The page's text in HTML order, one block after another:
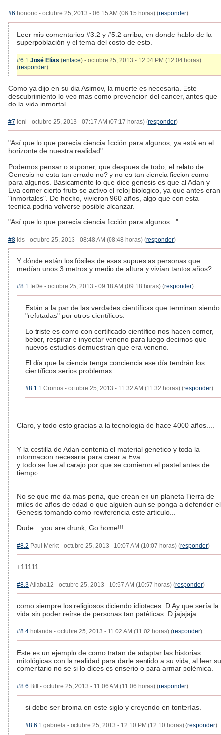
#6 honorio - octubre 25, 2013 - 06:15 AM (06:15 horas) (responder)
Leer mis comentarios #3.2 y #5.2 arriba, en donde hablo de la
superpoblación y el tema del costo de esto.
#6.1 José Elías (enlace) - octubre 25, 2013 - 12:04 PM (12:04 horas)
(responder)
Como ya dijo en su dia Asimov, la muerte es necesaria. Este
descubrimiento lo veo mas como prevencion del cancer, antes que
de la vida inmortal.
#7 leni - octubre 25, 2013 - 07:17 AM (07:17 horas) (responder)
"Así que lo que parecía ciencia ficción para algunos, ya está en el
horizonte de nuestra realidad".
Podemos pensar o suponer, que despues de todo, el relato de
Genesis no esta tan errado no? y no es tan ciencia ficcion como
para algunos. Basicamente lo que dice genesis es que al Adan y
Eva comer cierto fruto se activo el reloj biologico, ya que antes eran
"inmortales". De hecho, vivieron 960 años, algo que con esta
tecnica podria volverse posible alcanzar.
"Así que lo que parecía ciencia ficción para algunos..."
#8 lds - octubre 25, 2013 - 08:48 AM (08:48 horas) (responder)
Y dónde están los fósiles de esas supuestas personas que
medían unos 3 metros y medio de altura y vivían tantos años?
#8.1 feDe - octubre 25, 2013 - 09:18 AM (09:18 horas) (responder)
Están a la par de las verdades científicas que terminan siendo
"refutadas" por otros científicos.
Lo triste es como con certificado científico nos hacen comer,
beber, respirar e inyectar veneno para luego decirnos que
nuevos estudios demuestran que era veneno.
El día que la ciencia tenga conciencia ese día tendrán los
científicos serios problemas.
#8.1.1 Cronos - octubre 25, 2013 - 11:32 AM (11:32 horas) (responder)
Claro, y todo esto gracias a la tecnologia de hace 4000 años....
Y la costilla de Adan contenia el material genetico y toda la
informacion necesaria para crear a Eva....
y todo se fue al carajo por que se comieron el pastel antes de
tiempo....
No se que me da mas pena, que crean en un planeta Tierra de
miles de años de edad o que alguien aun se ponga a defender el
Genesis tomando como rewferencia este articulo...
Dude... you are drunk, Go home!!!
#8.2 Paul Merkt - octubre 25, 2013 - 10:07 AM (10:07 horas) (responder)
+11111
#8.3Aliaba12 - octubre 25, 2013 - 10:57 AM (10:57 horas) (responder)
como siempre los religiosos diciendo idioteces :D Ay que sería la
vida sin poder reírse de personas tan patéticas :D jajajaja
#8.4 holanda - octubre 25, 2013 - 11:02 AM (11:02 horas) (responder)
Este es un ejemplo de como tratan de adaptar las historias
mitológicas con la realidad para darle sentido a su vida, al leer su
comentario no se si lo dices es enserio o para armar polémica.
#8.6 Bill - octubre 25, 2013 - 11:06 AM (11:06 horas) (responder)
si debe ser broma en este siglo y creyendo en tonterías.
#8.6.1 gabriela - octubre 25, 2013 - 12:10 PM (12:10 horas) (responder)